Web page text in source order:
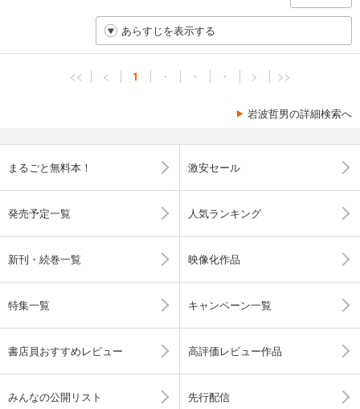
あらすじを表示する
<< < 1 ・ ・ ・ > >>
岩波哲男の詳細検索へ
まるごと無料本！ 激安セール
発売予定一覧 人気ランキング
新刊・続巻一覧 映像化作品
特集一覧 キャンペーン一覧
書店員おすすめレビュー 高評価レビュー作品
みんなの公開リスト 先行配信